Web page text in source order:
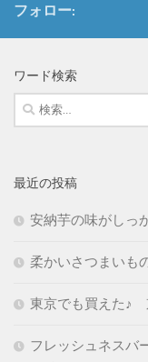
フォロー:
ワード検索
検
索:
最近の投稿
安納芋の味がしっ
柔かいさつまいも
東京でも買えた♪
フレッシュネスバ